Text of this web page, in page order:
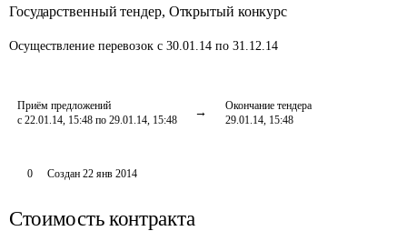
Государственный тендер, Открытый конкурс
Осуществление перевозок с 30.01.14 по 31.12.14
Приём предложений
с 22.01.14, 15:48 по 29.01.14, 15:48
Окончание тендера
29.01.14, 15:48
0 Создан 22 янв 2014
Стоимость контракта